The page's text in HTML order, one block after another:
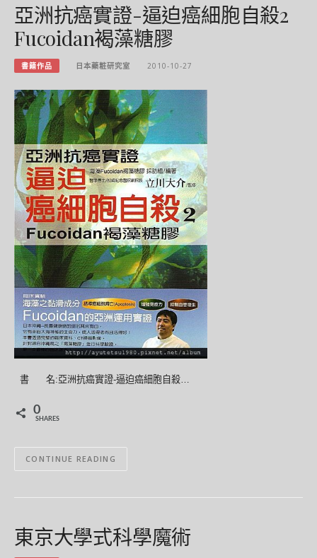
亞洲抗癌實證-逼迫癌細胞自殺2
Fucoidan褐藻糖膠
書籍作品 日本藥粧研究室 2010-10-27
書 名:亞洲抗癌實證-逼迫癌細胞自殺…
0
SHARES
CONTINUE READING
東京大學式科學魔術